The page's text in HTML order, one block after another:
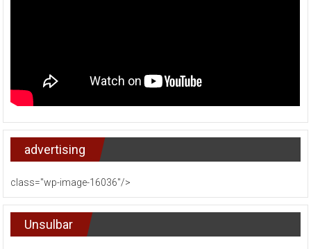
advertising
class="wp-image-16036"/>
Unsulbar